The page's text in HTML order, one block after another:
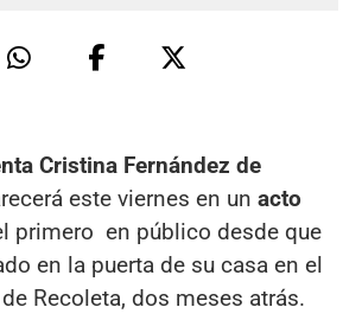
Cristina Fernández de
este viernes en un acto
primero en público desde que
en la puerta de su casa en el
Recoleta, dos meses atrás.